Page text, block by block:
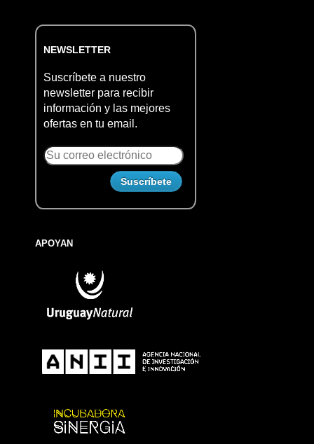
NEWSLETTER
Suscríbete a nuestro
newsletter para recibir
información y las mejores
ofertas en tu email.
APOYAN